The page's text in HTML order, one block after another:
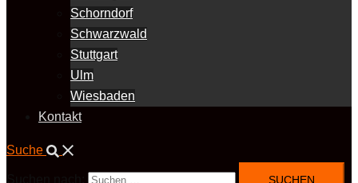
Schorndorf
Schwarzwald
Stuttgart
Ulm
Wiesbaden
Kontakt
Suche